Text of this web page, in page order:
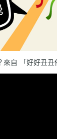
自 「好好丑